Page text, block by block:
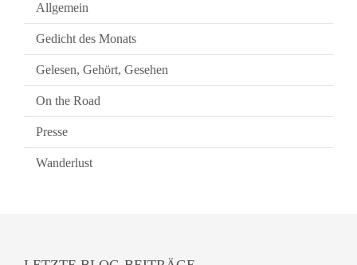
Allgemein
Gedicht des Monats
Gelesen, Gehört, Gesehen
On the Road
Presse
Wanderlust